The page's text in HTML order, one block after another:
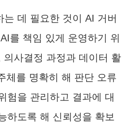
는 데 필요한 것이 AI 거버
를 책임 있게 운영하기 위
의사결정 과정과 데이터 활
체를 명확히 해 판단 오류
험을 관리하고 결과에 대
하도록 해 신뢰성을 확보